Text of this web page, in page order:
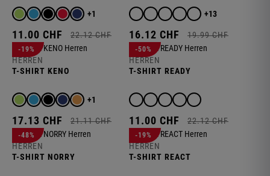
+1
11.00 CHF 22.12 CHF
+13
16.12 CHF 19.99 CHF
HERREN
T-SHIRT KENO
+1
17.13 CHF 21.11 CHF
-19%
HERREN
T-SHIRT READY
11.00 CHF 22.12 CHF
-50%
HERREN
T-SHIRT NORRY
-48%
HERREN
T-SHIRT REACT
-19%